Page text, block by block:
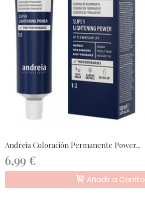
Andreia Coloración Permanente Power...
6,99 €
Añadir a Carrito